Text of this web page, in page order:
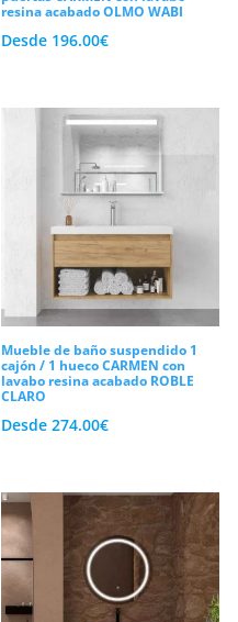
resina acabado OLMO WABI
Desde 196.00€
Mueble de baño suspendido 1
cajón / 1 hueco CARMEN con
lavabo resina acabado ROBLE
CLARO
Desde274.00€